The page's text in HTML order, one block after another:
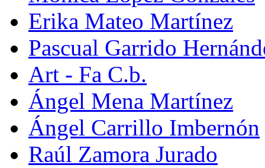
Erika Mateo Martínez
Pascual Garrido
Art - Fa C.b.
Ángel Mena Martínez
Ángel Carrillo Imbernón
Raúl Zamora Jurado